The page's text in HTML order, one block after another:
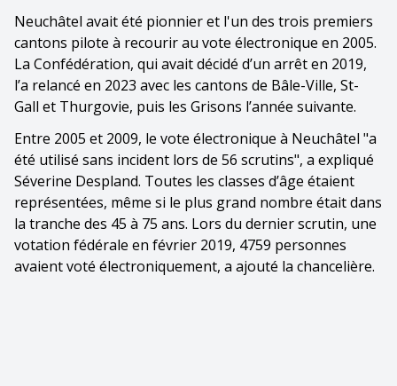
Neuchâtel avait été pionnier et l'un des trois premiers
cantons pilote à recourir au vote électronique en 2005.
La Confédération, qui avait décidé d’un arrêt en 2019,
l’a relancé en 2023 avec les cantons de Bâle-Ville, St-
Gall et Thurgovie, puis les Grisons l’année suivante.
Entre 2005 et 2009, le vote électronique à Neuchâtel "a
été utilisé sans incident lors de 56 scrutins", a expliqué
Séverine Despland. Toutes les classes d’âge étaient
représentées, même si le plus grand nombre était dans
la tranche des 45 à 75 ans. Lors du dernier scrutin, une
votation fédérale en février 2019, 4759 personnes
avaient voté électroniquement, a ajouté la chancelière.